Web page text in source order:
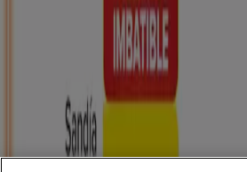
¿Qué hacemos?
Soluciones para empresas
Noticias y prensa
Trabaja con nosotros